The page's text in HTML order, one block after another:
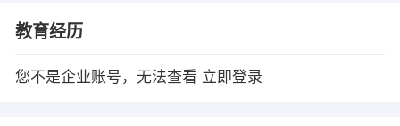
教育经历
您不是企业账号，无法查看 立即登录